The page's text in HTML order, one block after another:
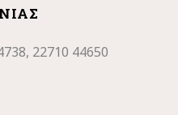
22710 44650